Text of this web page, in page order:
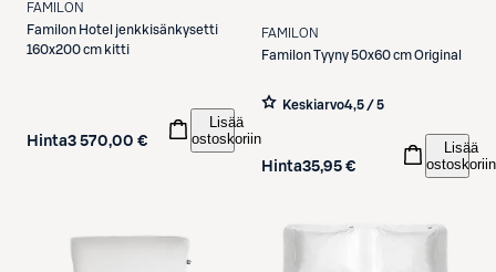
FAMILON
Familon Hotel jenkkisänkysetti
160x200 cm kitti
Hinta3 570,00 €
Lisää
ostoskoriin
FAMILON
FamilonTyyny 50x60 cm Original
Keskiarvo4,5 / 5
Hinta35,95 €
Lisää
ostoskoriin